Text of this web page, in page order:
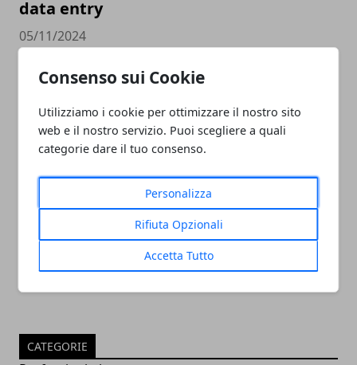
Consenso sui Cookie
Utilizziamo i cookie per ottimizzare il nostro sito
web e il nostro servizio. Puoi scegliere a quali
categorie dare il tuo consenso.
Personalizza
Rifiuta Opzionali
Accetta Tutto
data entry
05/11/2024
PULITORE COORDINATORE
05/11/2024
CATEGORIE